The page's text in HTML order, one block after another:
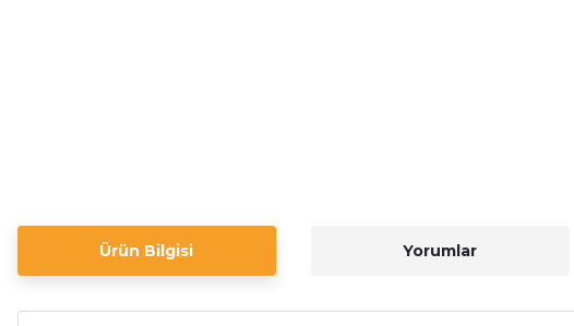
Ürün Bilgisi Yorumlar